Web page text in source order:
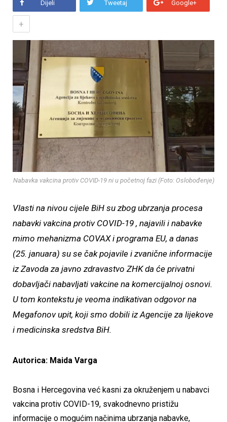
Dijeli Tweetaj Google+
+
Nabavka vakcina protiv COVID-19 ni u početnoj fazi (Foto: Oslobođenje)
Vlasti na nivou cijele BiH su zbog ubrzanja procesa
nabavki vakcina protiv COVID-19 , najavili i nabavke
mimo mehanizma COVAX i programa EU, a danas
(25. januara) su se čak pojavile i zvanične informacije
iz Zavoda za javno zdravastvo ZHK da će privatni
dobavljači nabavljati vakcine na komercijalnoj osnovi.
U tom kontekstu je veoma indikativan odgovor na
Megafonov upit, koji smo dobili iz Agencije za lijekove
i medicinska sredstva BiH.
Autorica: Maida Varga
Bosna i Hercegovina već kasni za okruženjem u nabavci
vakcina protiv COVID-19, svakodnevno pristižu
informacije o mogućim načinima ubrzanja nabavke,